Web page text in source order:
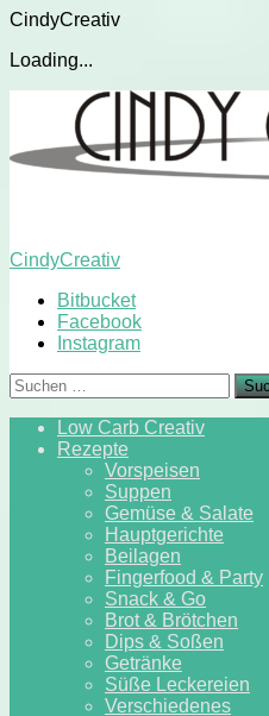
CindyCreativ
Loading...
content
CindyCreativ
Bitbucket
Facebook
Instagram
Suchen
nach:
Low Carb Creativ
Rezepte
Vorspeisen
Suppen
Gemüse & Salate
Hauptgerichte
Beilagen
Fingerfood & Party
Snack & Go
Brot & Brötchen
Dips & Soßen
Getränke
Süße Leckereien
Verschiedenes